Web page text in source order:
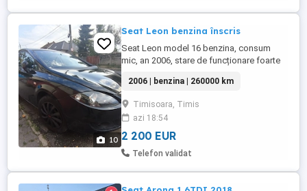
10
Seat Leon benzina înscris
Seat Leon model 16 benzina, consum
mic, an 2006, stare de funcționare foarte
un an, primul proprietar in Romania, de 2
ani. se vinde deocamdată nepregătită de
vânzare la prețul scris, sau mai încolo
pregătita de vânzare la alt preț, deoarece
am cumpărat alta ...
2006 | benzina | 260000 km
Timisoara, Timis
azi 18:54
2 200 EUR
Telefon validat